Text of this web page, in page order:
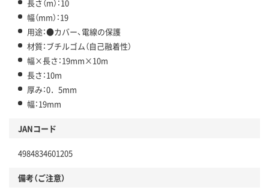
長さ（m）：10
幅（mm）：19
用途：●カバー、電線の保護
材質：ブチルゴム（自己融着性）
幅×長さ：19mm×10m
長さ：10m
厚み：0．5mm
幅：19mm
JANコード
4984834601205
備考（ご注意）